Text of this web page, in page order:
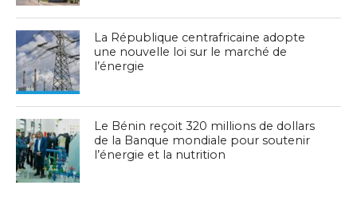
La République centrafricaine adopte
une nouvelle loi sur le marché de
l’énergie
Le Bénin reçoit 320 millions de dollars
de la Banque mondiale pour soutenir
l’énergie et la nutrition